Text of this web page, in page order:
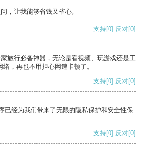
，让我能够省钱又省心。
支持[0] 反对[0]
旅行必备神器，无论是看视频、玩游戏还是工
，再也不用担心网速卡顿了。
支持[0] 反对[0]
已经为我们带来了无限的隐私保护和安全性保
支持[0] 反对[0]